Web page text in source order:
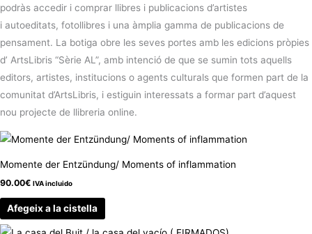
podràs accedir i comprar llibres i publicacions d’artistes
i autoeditats, fotollibres i una àmplia gamma de publicacions de
pensament. La botiga obre les seves portes amb les edicions pròpies
d’ ArtsLibris “Sèrie AL”, amb intenció de que se sumin tots aquells
editors, artistes, institucions o agents culturals que formen part de la
comunitat d’ArtsLibris, i estiguin interessats a formar part d’aquest
nou projecte de llibreria online.
Momente der Entzündung/ Moments of inflammation
90.00€ IVA incluido
Afegeix a la cistella